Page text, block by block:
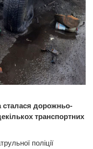
сталася дорожньо-
транспортних
поліції